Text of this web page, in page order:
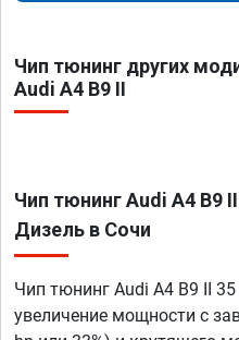
Чип тюнинг других
Audi A4 B9 II
Чип тюнинг Audi A4 B9
Дизель в Сочи
Чип тюнинг Audi A4 B9 II
увеличение мощности с